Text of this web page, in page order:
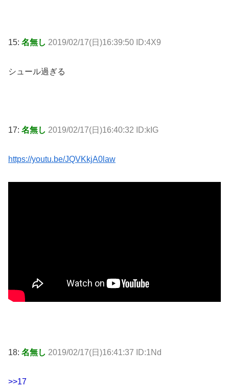
15: 名無し 2019/02/17(日)16:39:50 ID:4X9
シュール過ぎる
17: 名無し 2019/02/17(日)16:40:32 ID:kIG
https://youtu.be/JQVKkjA0law
18: 名無し 2019/02/17(日)16:41:37 ID:1Nd
>>17